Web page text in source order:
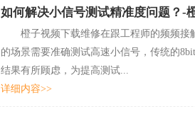
如何解决小信号测试精准度问题
橙子视频下载维修在跟工程师的频频接触中
的场景需要准确测试高速小信号，传统的
结果有所顾虑，为提高测试...
详细内容>>